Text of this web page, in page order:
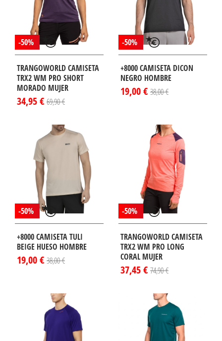
¡DISPONIBLE
-50%
TRANGOWORLD CAMISETA
TRX2 WM PRO SHORT
MORADO MUJER
34,95 € 69,90 €
-50%
+8000 CAMISETA DICON
NEGRO HOMBRE
19,00 € 38,00 €
-50%
+8000 CAMISETA TULI
BEIGE HUESO HOMBRE
19,00 € 38,00 €
-50%
TRANGOWORLD CAMISETA
TRX2 WM PRO LONG
CORAL MUJER
37,45 € 74,90 €